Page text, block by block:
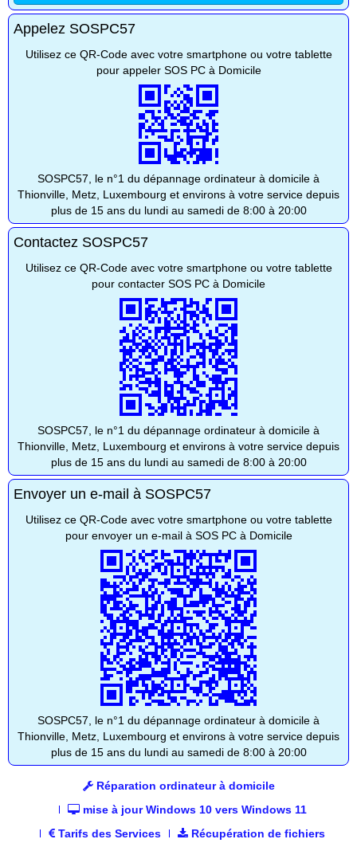
Appelez SOSPC57
Utilisez ce QR-Code avec votre smartphone ou votre tablette
pour appeler SOS PC à Domicile
SOSPC57, le n°1 du dépannage ordinateur à domicile à
Thionville, Metz, Luxembourg et environs à votre service depuis
plus de 15 ans du lundi au samedi de 8:00 à 20:00
Contactez SOSPC57
Utilisez ce QR-Code avec votre smartphone ou votre tablette
pour contacter SOS PC à Domicile
SOSPC57, le n°1 du dépannage ordinateur à domicile à
Thionville, Metz, Luxembourg et environs à votre service depuis
plus de 15 ans du lundi au samedi de 8:00 à 20:00
Envoyer un e-mail à SOSPC57
Utilisez ce QR-Code avec votre smartphone ou votre tablette
pour envoyer un e-mail à SOS PC à Domicile
SOSPC57, le n°1 du dépannage ordinateur à domicile à
Thionville, Metz, Luxembourg et environs à votre service depuis
plus de 15 ans du lundi au samedi de 8:00 à 20:00
Réparation ordinateur à domicile
mise à jour Windows 10 vers Windows 11
Tarifs des Services
Récupération de fichiers